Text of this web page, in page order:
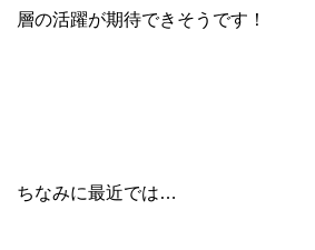
層の活躍が期待できそうです！
ちなみに最近では…